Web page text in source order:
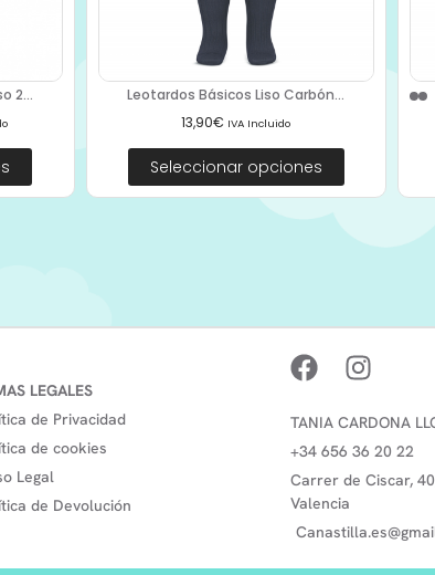
2...
Leotardos Básicos Liso Carbón...
13,90€ IVA Incluido
Seleccionar opciones
LEGALES
de Privacidad
de cookies
Legal
de Devolución
TANIA CARDONA
+34 656 36 20 22
Carrer de Ciscar,
Valencia